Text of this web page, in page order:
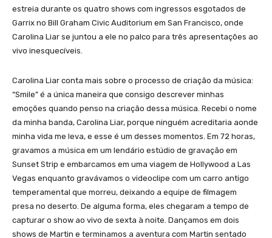
estreia durante os quatro shows com ingressos esgotados de
Garrix no Bill Graham Civic Auditorium em San Francisco, onde
Carolina Liar se juntou a ele no palco para três apresentações ao
vivo inesquecíveis.
Carolina Liar conta mais sobre o processo de criação da música:
“Smile” é a única maneira que consigo descrever minhas
emoções quando penso na criação dessa música. Recebi o nome
da minha banda, Carolina Liar, porque ninguém acreditaria aonde
minha vida me leva, e esse é um desses momentos. Em 72 horas,
gravamos a música em um lendário estúdio de gravação em
Sunset Strip e embarcamos em uma viagem de Hollywood a Las
Vegas enquanto gravávamos o videoclipe com um carro antigo
temperamental que morreu, deixando a equipe de filmagem
presa no deserto. De alguma forma, eles chegaram a tempo de
capturar o show ao vivo de sexta à noite. Dançamos em dois
shows de Martin e terminamos a aventura com Martin sentado